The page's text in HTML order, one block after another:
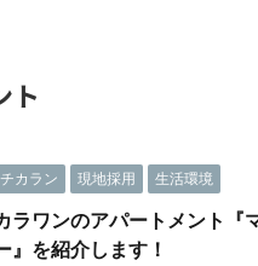
ト
チカラン 現地採用 生活環境
ラワンのアパートメント『
』を紹介します！